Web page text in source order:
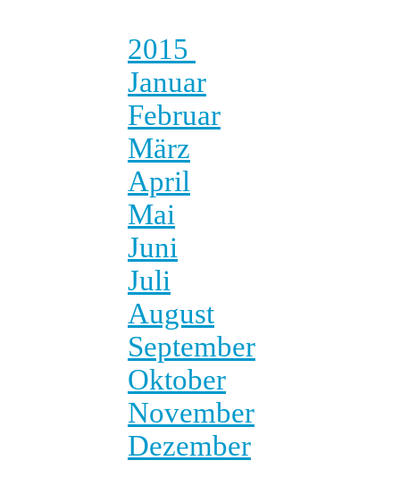
2015
Januar
Februar
März
April
Mai
Juni
Juli
August
September
Oktober
November
Dezember